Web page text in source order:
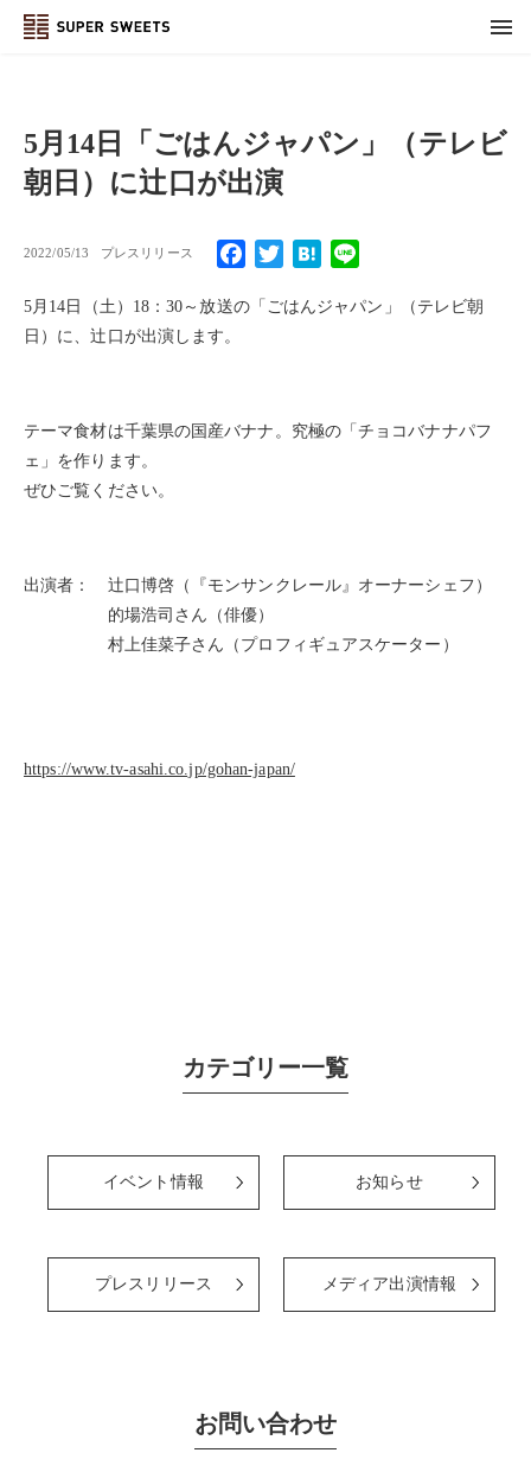
5月14日「ごはんジャパン」（テレビ
朝日）に辻口が出演
2022/05/13 プレスリリース FacebookTwitterHatena
5月14日（土）18：30～放送の「ごはんジャパン」（テレビ朝
日）に、辻口が出演します。
テーマ食材は千葉県の国産バナナ。究極の「チョコバナナパフ
ェ」を作ります。
ぜひご覧ください。
出演者： 辻󠄀口博啓（『モンサンクレール』オーナーシェフ）
的場浩司さん（俳優）
村上佳菜子さん（プロフィギュアスケーター）
https://www.tv-asahi.co.jp/gohan-japan/
カテゴリー一覧
イベント情報 お知らせ
プレスリリース メディア出演情報
お問い合わせ